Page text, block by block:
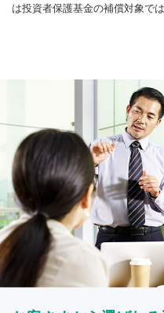
は投資者保護基金の補償対象では